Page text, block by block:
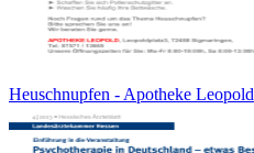
Heuschnupfen - Apotheke Leopold